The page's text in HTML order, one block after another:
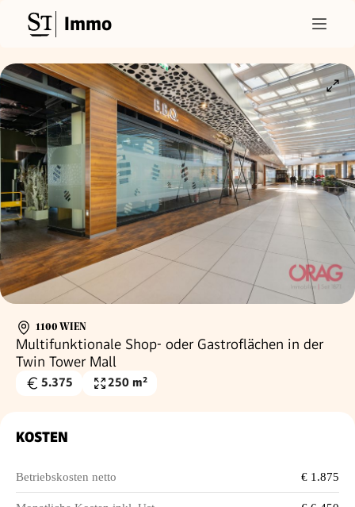
Immo
1100 WIEN
Multifunktionale Shop- oder Gastroflächen in der
Twin Tower Mall
Gesamtmiete
5.375
Wohnfläche
250 m²
KOSTEN
Betriebskosten netto € 1.875